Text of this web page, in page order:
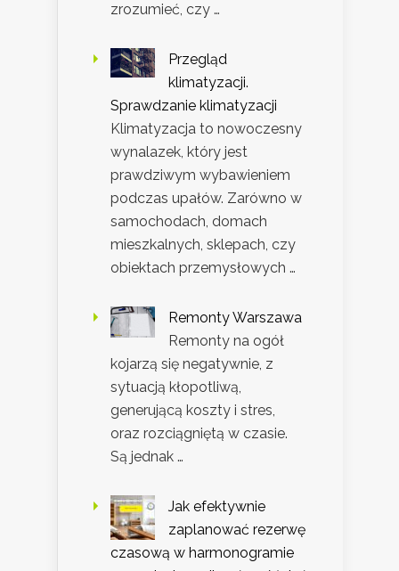
zrozumieć, czy …
Przegląd
klimatyzacji.
Sprawdzanie klimatyzacji
Klimatyzacja to nowoczesny
wynalazek, który jest
prawdziwym wybawieniem
podczas upałów. Zarówno w
samochodach, domach
mieszkalnych, sklepach, czy
obiektach przemysłowych …
Remonty Warszawa
Remonty na ogół
kojarzą się negatywnie, z
sytuacją kłopotliwą,
generującą koszty i stres,
oraz rozciągniętą w czasie.
Są jednak …
Jak efektywnie
zaplanować rezerwę
czasową w harmonogramie